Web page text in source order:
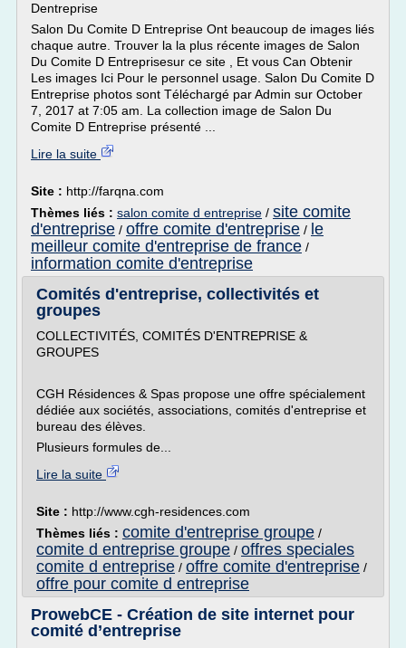
Dentreprise
Salon Du Comite D Entreprise Ont beaucoup de images liés
chaque autre. Trouver la la plus récente images de Salon
Du Comite D Entreprisesur ce site , Et vous Can Obtenir
Les images Ici Pour le personnel usage. Salon Du Comite D
Entreprise photos sont Téléchargé par Admin sur October
7, 2017 at 7:05 am. La collection image de Salon Du
Comite D Entreprise présenté ...
Lire la suite
Site : http://farqna.com
Thèmes liés : salon comite d entreprise / site comite
d'entreprise / offre comite d'entreprise / le
meilleur comite d'entreprise de france /
information comite d'entreprise
Comités d'entreprise, collectivités et
groupes
COLLECTIVITÉS, COMITÉS D'ENTREPRISE &
GROUPES
CGH Résidences & Spas propose une offre spécialement
dédiée aux sociétés, associations, comités d'entreprise et
bureau des élèves.
Plusieurs formules de...
Lire la suite
Site : http://www.cgh-residences.com
Thèmes liés : comite d'entreprise groupe /
comite d entreprise groupe / offres speciales
comite d entreprise / offre comite d'entreprise /
offre pour comite d entreprise
ProwebCE - Création de site internet pour
comité d’entreprise